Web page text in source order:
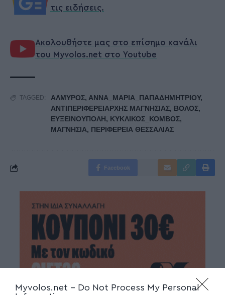
Myvolos.net - Do Not Process My Personal
τις ειδήσεις.
Ακολουθήστε μας στο επίσημο κανάλι
του Myvolos.net στο Youtube
TAGGED: ΑΛΜΥΡΟΣ, ΑΝΝΑ_ΜΑΡΙΑ_ΠΑΠΑΔΗΜΗΤΡΙΟΥ,
ΑΝΤΙΠΕΡΙΦΕΡΕΙΑΡΧΗΣ ΜΑΓΝΗΣΙΑΣ, ΒΟΛΟΣ,
ΕΥΞΕΙΝΟΥΠΟΛΗ, ΚΥΚΛΙΚΟΣ_ΚΟΜΒΟΣ,
ΜΑΓΝΗΣΙΑ, ΠΕΡΙΦΕΡΕΙΑ ΘΕΣΣΑΛΙΑΣ
Facebook